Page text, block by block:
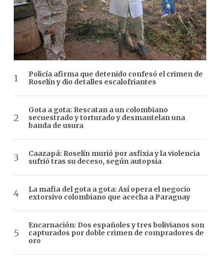
Policía afirma que detenido confesó el crimen de
Roselín y dio detalles escalofriantes
Gota a gota: Rescatan a un colombiano
secuestrado y torturado y desmantelan una
banda de usura
Caazapá: Roselín murió por asfixia y la violencia
sufrió tras su deceso, según autopsia
La mafia del gota a gota: Así opera el negocio
extorsivo colombiano que acecha a Paraguay
Encarnación: Dos españoles y tres bolivianos son
capturados por doble crimen de compradores de
oro